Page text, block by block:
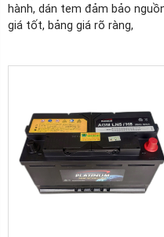
hành, dán tem đảm bảo
giá tốt, bảng giá rõ ràng,